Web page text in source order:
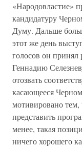
«Народовластие»
кандидатуру
Думу. Дальше
этот же день
голосов он
Геннадию
отозвать
касающееся
мотивировано тем,
представить
менее, такая
ничего хорошего